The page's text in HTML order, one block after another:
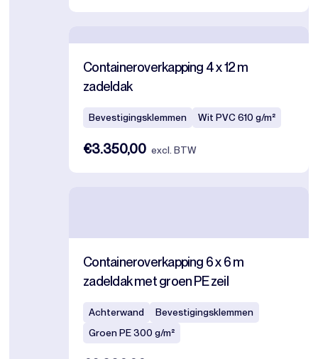
Containeroverkapping 4 x 12 m
zadeldak
Bevestigingsklemmen Wit PVC 610 g/m²
€3.350,00 excl. BTW
Containeroverkapping 6 x 6 m
zadeldak met groen PE zeil
Achterwand
Bevestigingsklemmen
Groen PE 300 g/m²